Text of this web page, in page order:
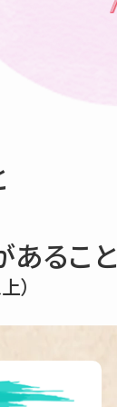
ること
）